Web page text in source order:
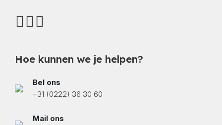
Hoe kunnen we je helpen?
Bel ons
+31 (0222) 36 30 60
Mail ons